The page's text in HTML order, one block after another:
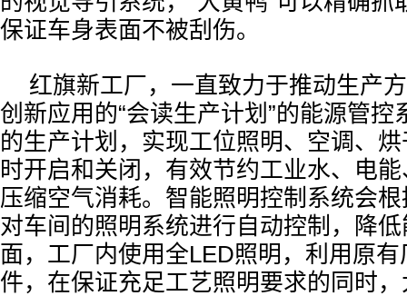
保证车身表面不被刮伤。
红旗新工厂，一直致力于推动生产
创新应用的“会读生产计划”的能源管控
的生产计划，实现工位照明、空调、
时开启和关闭，有效节约工业水、电
压缩空气消耗。智能照明控制系统会
对车间的照明系统进行自动控制，降
面，工厂内使用全LED照明，利用原
件，在保证充足工艺照明要求的同时